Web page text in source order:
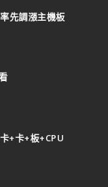
先調漲主機板
+卡+板+CPU